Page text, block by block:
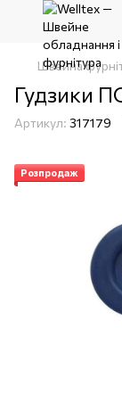
Швейна
Гудзики
Артикул: 317179
Розпродаж